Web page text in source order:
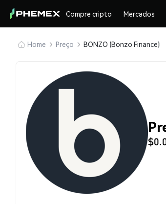
Compre cripto Mercados
Home Preço BONZO (Bonzo Finance)